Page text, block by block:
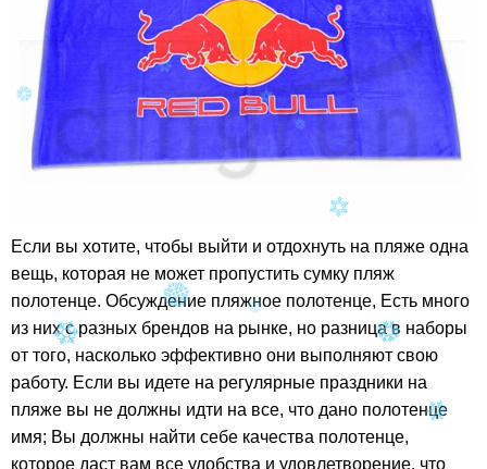
Если вы хотите, чтобы выйти и отдохнуть на пляже одна
вещь, которая не может пропустить сумку пляж
полотенце. Обсуждение пляжное полотенце, Есть много
из них с разных брендов на рынке, но разница в наборы
от того, насколько эффективно они выполняют свою
работу. Если вы идете на регулярные праздники на
пляже вы не должны идти на все, что дано полотенце
имя; Вы должны найти себе качества полотенце,
которое даст вам все удобства и удовлетворение, что